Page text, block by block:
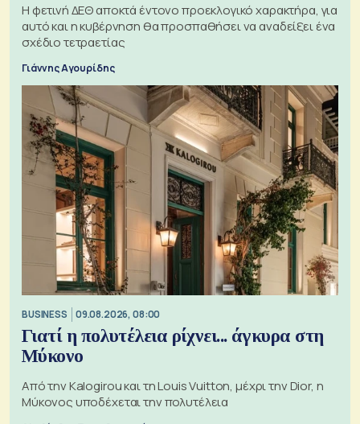
Η φετινή ΔΕΘ αποκτά έντονο προεκλογικό χαρακτήρα, για
αυτό και η κυβέρνηση θα προσπαθήσει να αναδείξει ένα
σχέδιο τετραετίας
Γιάννης Αγουρίδης
BUSINESS 09.08.2026, 08:00
Γιατί η πολυτέλεια ρίχνει... άγκυρα στη
Μύκονο
Από την Kalogirou και τη Louis Vuitton, μέχρι την Dior, η
Μύκονος υποδέχεται την πολυτέλεια